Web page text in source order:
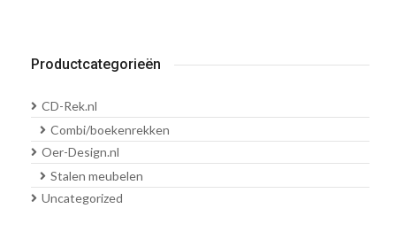
Productcategorieën
CD-Rek.nl
Combi/boekenrekken
Oer-Design.nl
Stalen meubelen
Uncategorized